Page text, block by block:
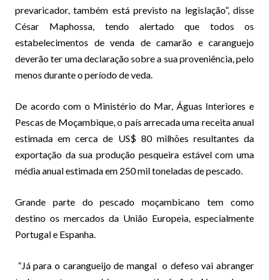
prevaricador, também está previsto na legislação”, disse
César Maphossa, tendo alertado que todos os
estabelecimentos de venda de camarão e caranguejo
deverão ter uma declaração sobre a sua proveniência, pelo
menos durante o período de veda.
De acordo com o Ministério do Mar, Águas Interiores e
Pescas de Moçambique, o país arrecada uma receita anual
estimada em cerca de US$ 80 milhões resultantes da
exportação da sua produção pesqueira estável com uma
média anual estimada em 250 mil toneladas de pescado.
Grande parte do pescado moçambicano tem como
destino os mercados da União Europeia, especialmente
Portugal e Espanha.
“Já para o carangueijo de mangal o defeso vai abranger